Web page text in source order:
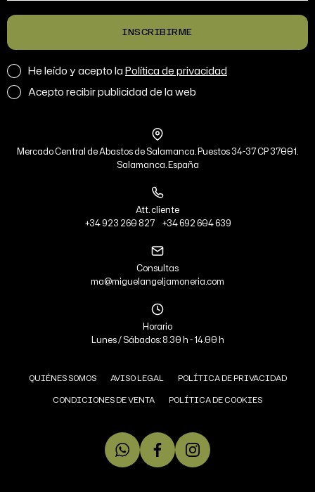
INSCRIBIRME
He leído y acepto laPolítica de privacidad
Acepto recibir publicidad de la web
Mercado Central de Abastos de Salamanca. Puestos 34-37 CP 37001.
Salamanca. España
Att. cliente
+34 923 260 827
+34 692 604 639
Consultas
ma@miguelangeljamoneria.com
Horario
Lunes / Sábados: 8.30 h - 14.00 h
QUIÉNES SOMOS AVISO LEGAL
POLÍTICA DE PRIVACIDAD
CONDICIONES DE VENTA
POLÍTICA DE COOKIES